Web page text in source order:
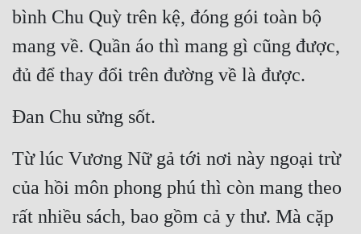
bình Chu Quỳ trên kệ, đóng gói toàn bộ
mang về. Quần áo thì mang gì cũng được,
đủ để thay đổi trên đường về là được.
Đan Chu sửng sốt.
Từ lúc Vương Nữ gả tới nơi này ngoại trừ
của hồi môn phong phú thì còn mang theo
rất nhiều sách, bao gồm cả y thư. Mà cặp